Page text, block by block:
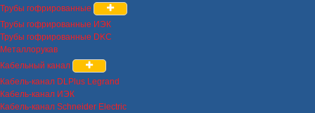
Трубы гофрированные
Трубы гофрированные ИЭК
Трубы гофрированные DKC
Металлорукав
Кабельный канал
Кабель-канал DLPlus Legrand
Кабель-канал ИЭК
Кабель-канал Schneider Electric